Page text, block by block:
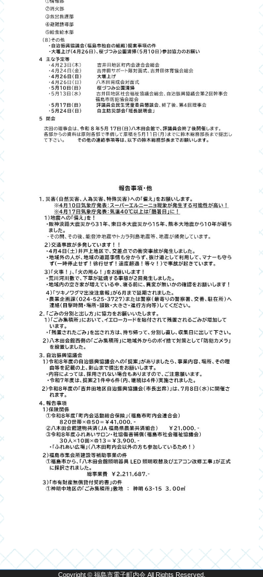
Copyright © 福島市電子町内会 All Rights Reserved.